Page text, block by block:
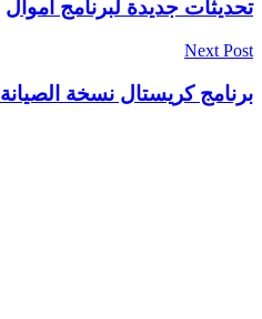
تحديثات جديدة لبرنامج أموال
Next Post
برنامج كريستال نسخة الصيانة